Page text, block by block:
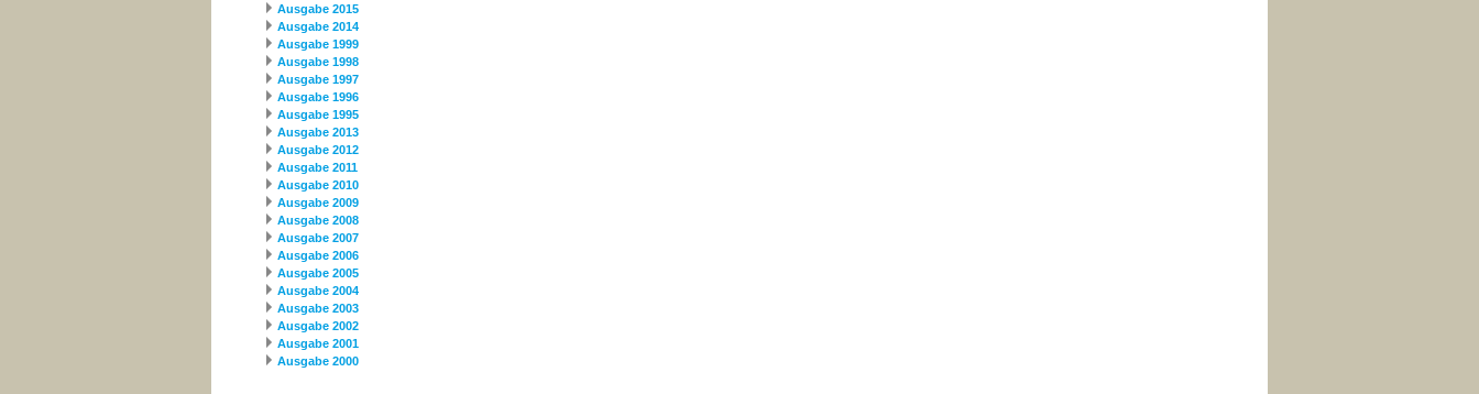
Ausgabe 2015
Ausgabe 2014
Ausgabe 1999
Ausgabe 1998
Ausgabe 1997
Ausgabe 1996
Ausgabe 1995
Ausgabe 2013
Ausgabe 2012
Ausgabe 2011
Ausgabe 2010
Ausgabe 2009
Ausgabe 2008
Ausgabe 2007
Ausgabe 2006
Ausgabe 2005
Ausgabe 2004
Ausgabe 2003
Ausgabe 2002
Ausgabe 2001
Ausgabe 2000